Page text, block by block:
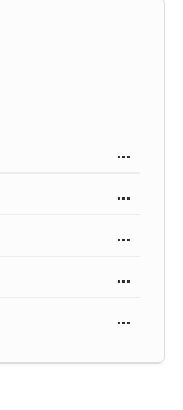
...
...
...
...
...